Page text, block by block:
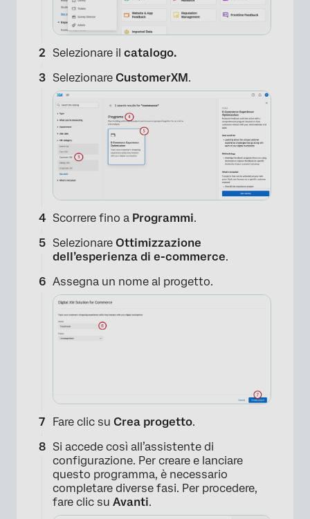
Selezionare il catalogo.
Selezionare CustomerXM.
Scorrere fino a Programmi.
Selezionare Ottimizzazione
dell’esperienza di e-commerce.
Assegna un nome al progetto.
Fare clic su Crea progetto.
Si accede così all’assistente di
configurazione. Per creare e lanciare
questo programma, è necessario
completare diverse fasi. Per procedere,
fare clic su Avanti.